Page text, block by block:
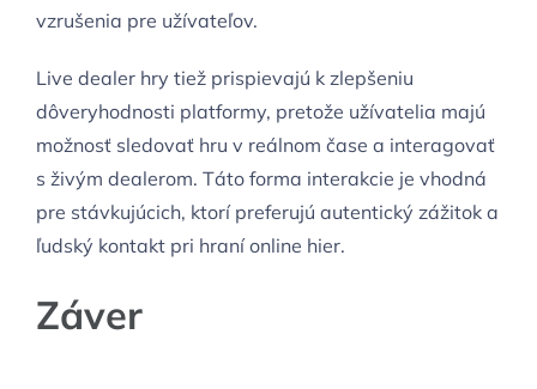
vzrušenia pre užívateľov.
Live dealer hry tiež prispievajú k zlepšeniu
dôveryhodnosti platformy, pretože užívatelia majú
možnosť sledovať hru v reálnom čase a interagovať
s živým dealerom. Táto forma interakcie je vhodná
pre stávkujúcich, ktorí preferujú autentický zážitok a
ľudský kontakt pri hraní online hier.
Záver